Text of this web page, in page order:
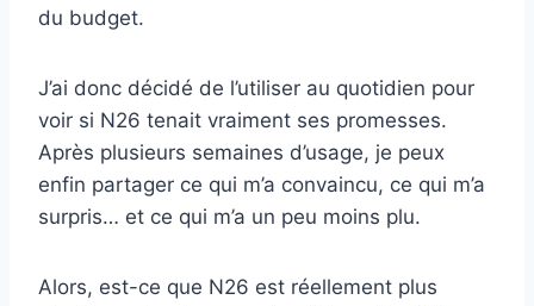
du budget.
J’ai donc décidé de l’utiliser au quotidien pour
voir si N26 tenait vraiment ses promesses.
Après plusieurs semaines d’usage, je peux
enfin partager ce qui m’a convaincu, ce qui m’a
surpris… et ce qui m’a un peu moins plu.
Alors, est-ce que N26 est réellement plus